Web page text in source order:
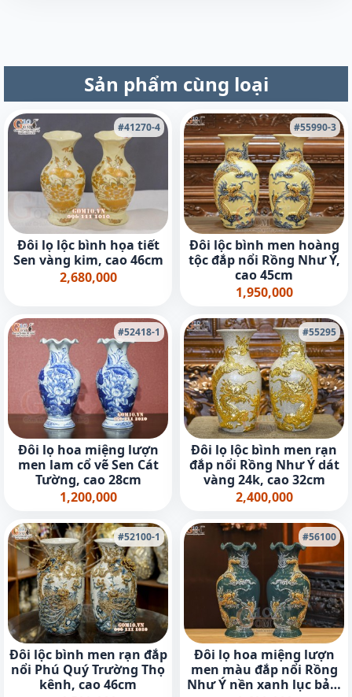
Sản phẩm cùng loại
#41270-4
Đôi lọ lộc bình họa tiết
Sen vàng kim, cao 46cm
2,680,000
#55990-3
Đôi lộc bình men hoàng
tộc đắp nổi Rồng Như Ý,
cao 45cm
1,950,000
#52418-1
Đôi lọ hoa miệng lượn
men lam cổ vẽ Sen Cát
Tường, cao 28cm
1,200,000
#55295
Đôi lọ lộc bình men rạn
đắp nổi Rồng Như Ý dát
vàng 24k, cao 32cm
2,400,000
#52100-1
Đôi lộc bình men rạn đắp
nổi Phú Quý Trường Thọ
kênh, cao 46cm
#56100
Đôi lọ hoa miệng lượn
men màu đắp nổi Rồng
Như Ý nền xanh lục bảo,